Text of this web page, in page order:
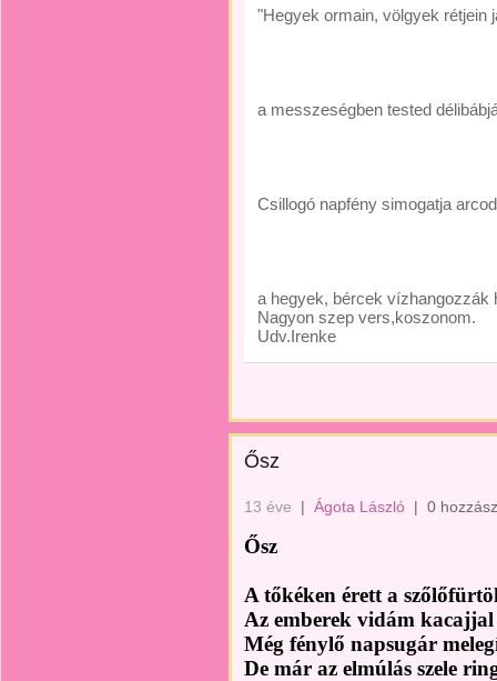
"Hegyek ormain, völgyek rétjein
a messzeségben tested
Csillogó napfény simogatja
a hegyek, bércek vízhangozzák
Nagyon szep vers,koszonom.
Udv.Irenke
Ősz
13 éve | Ágota László | 0
Ősz
A tőkéken érett a
Az emberek vidám kacajjal
Még fénylő napsugár
De már az elmúlás szele